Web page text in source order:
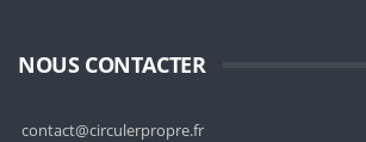
NOUS CONTACTER
contact@circulerpropre.fr